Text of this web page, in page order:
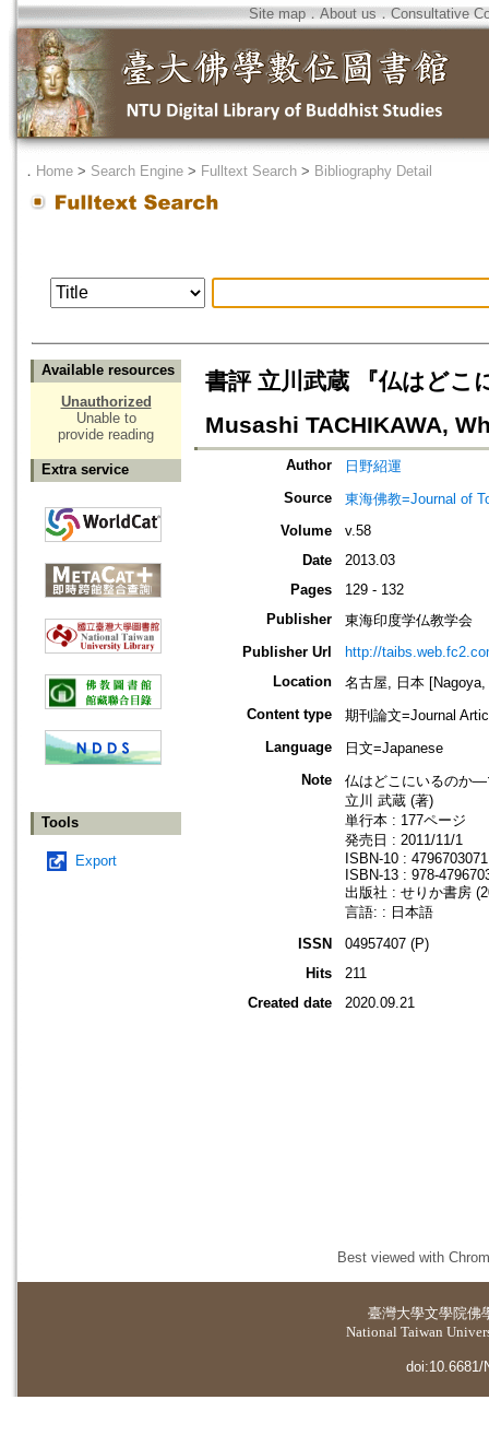
Site map．About us ． Consultative
． Home > Search Engine > Fulltext Search > Bibliography Detail
Available resources
Unauthorized
Unable to
provide reading
Extra service
Tools
Export
書評 立川武蔵 『仏はど
Musashi TACHIKAWA,
Author
日野紹運
Source
東海佛教=Journal of
Volume
v.58
Date
2013.03
Pages
129 - 132
Publisher
東海印度学仏教学会
Publisher Url
http://
Location
名古屋, 日本
Content type
期刊論文=Journal
Language
日文=Japanese
Note
仏はどこにいるのか―
立川 武蔵 (著)
単行本 : 177ページ
発売日 : 2011/11/1
ISBN-10 : 4796703071
ISBN-13 : 978-
出版社 : せりか書房
言語: : 日本語
ISSN
04957407 (P)
Hits
211
Created date
2020.09.21
Best viewed with
臺灣大學文學院佛
National Taiwan
doi:10.6681/